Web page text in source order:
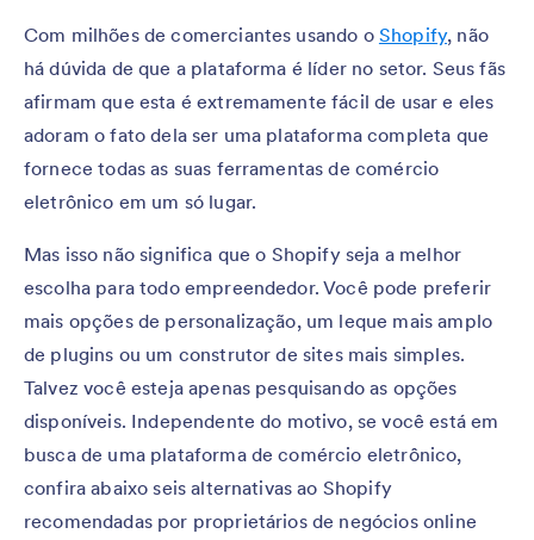
​​Com milhões de comerciantes usando o Shopify, não
há dúvida de que a plataforma é líder no setor. Seus fãs
afirmam que esta é extremamente fácil de usar e eles
adoram o fato dela ser uma plataforma completa que
fornece todas as suas ferramentas de comércio
eletrônico em um só lugar.
Mas isso não significa que o Shopify seja a melhor
escolha para todo empreendedor. Você pode preferir
mais opções de personalização, um leque mais amplo
de plugins ou um construtor de sites mais simples.
Talvez você esteja apenas pesquisando as opções
disponíveis. Independente do motivo, se você está em
busca de uma plataforma de comércio eletrônico,
confira abaixo seis alternativas ao Shopify
recomendadas por proprietários de negócios online